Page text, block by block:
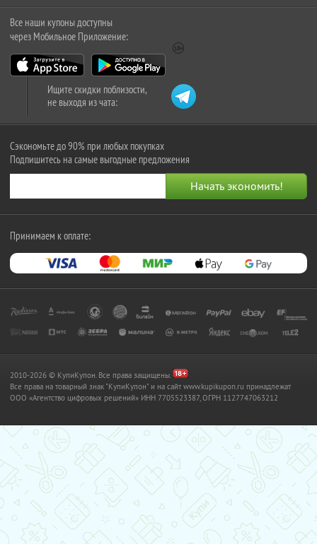
Все наши купоны доступны
через Мобильное Приложение:
Ищите скидки поблизости,
не выходя из чата:
Сэкономьте до 90% при любых покупках
Подпишитесь на самые выгодные предложения
Принимаем к оплате:
2010-2026 © КупиКупон. Все права защищены.
Все права на товарный знак "КупиКупон" и на сайт www.kupikupon.ru принадлежат
OOO «Агентство цифровых решений» ИНН 7705523387, ОГРН 1127747063212